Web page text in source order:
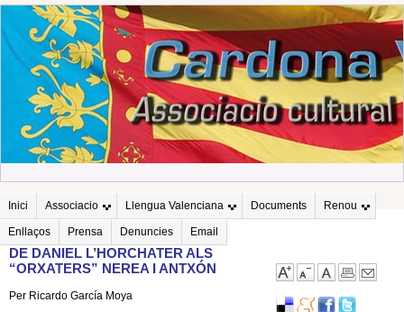
Inici Associacio Llengua Valenciana Documents Renou
Enllaços Prensa Denuncies Email
DE DANIEL L’HORCHATER ALS
“ORXATERS” NEREA I ANTXÓN
Per Ricardo García Moya